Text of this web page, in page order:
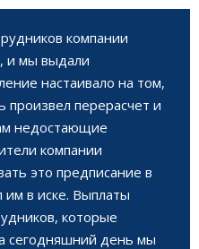
компании
и мы выдали
настаивало на том,
произвел перерасчет и
недостающие
компании
это предписание в
им в иске. Выплаты
которые
сегодняшний день мы